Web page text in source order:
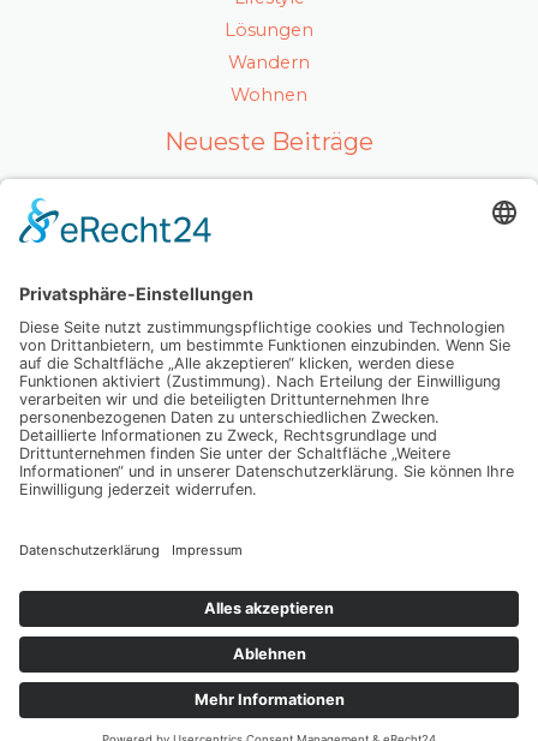
Lösungen
Wandern
Wohnen
Neueste Beiträge
Luxuriöses Haarvolumen ohne Kompromisse – so
Mit Ausstrahlung und Selbstvertrauen überzeugen
Wenn Abschiednehmen zur Herausforderung wird:
Was Sie wirklich wissen sollten
Dein Weg zu einer glatten Haut, die mehr als nur
oberflächlich überzeugt – spür den Unterschied
selbst
Copyright © 2026 Dein Lifecoaching
Datenschutz
Impressum